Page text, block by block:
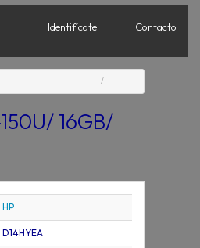
Identifícate Contacto
16GB/
HP
D14HYEA